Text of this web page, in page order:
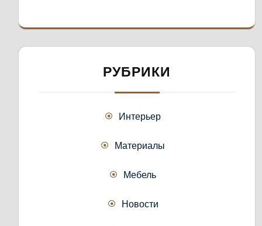
РУБРИКИ
Интерьер
Материалы
Мебель
Новости